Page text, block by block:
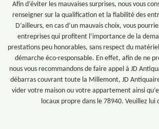
Afin d’éviter les mauvaises surprises, nous vous
renseigner sur la qualification et la fiabilité des
D’ailleurs, en cas d’un mauvais choix, vous
entreprises qui profitent l’importance de la
prestations peu honorables, sans respect du
démarche éco-responsable. En effet, afin de ne
nous vous recommandons de faire appel à JD
débarras couvrant toute la Millemont, JD
vider votre maison ou votre appartement ainsi
locaux propre dans le 78940. Veuillez lui